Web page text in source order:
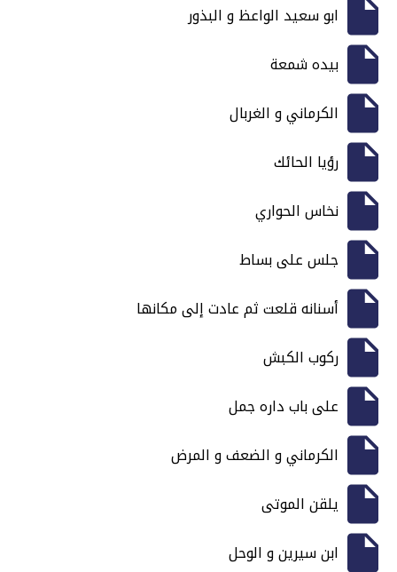
ابو سعيد الواعظ و البذور
بيده شمعة
الكرماني و الغربال
رؤيا الحائك
نخاس الحواري
جلس على بساط
أسنانه قلعت ثم عادت إلى مكانها
ركوب الكبش
على باب داره جمل
الكرماني و الضعف و المرض
يلقن الموتى
ابن سيرين و الوحل